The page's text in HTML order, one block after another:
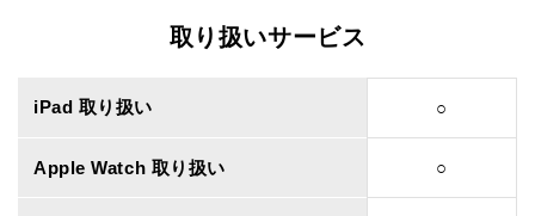
取り扱いサービス
iPad 取り扱い ○
Apple Watch 取り扱い ○